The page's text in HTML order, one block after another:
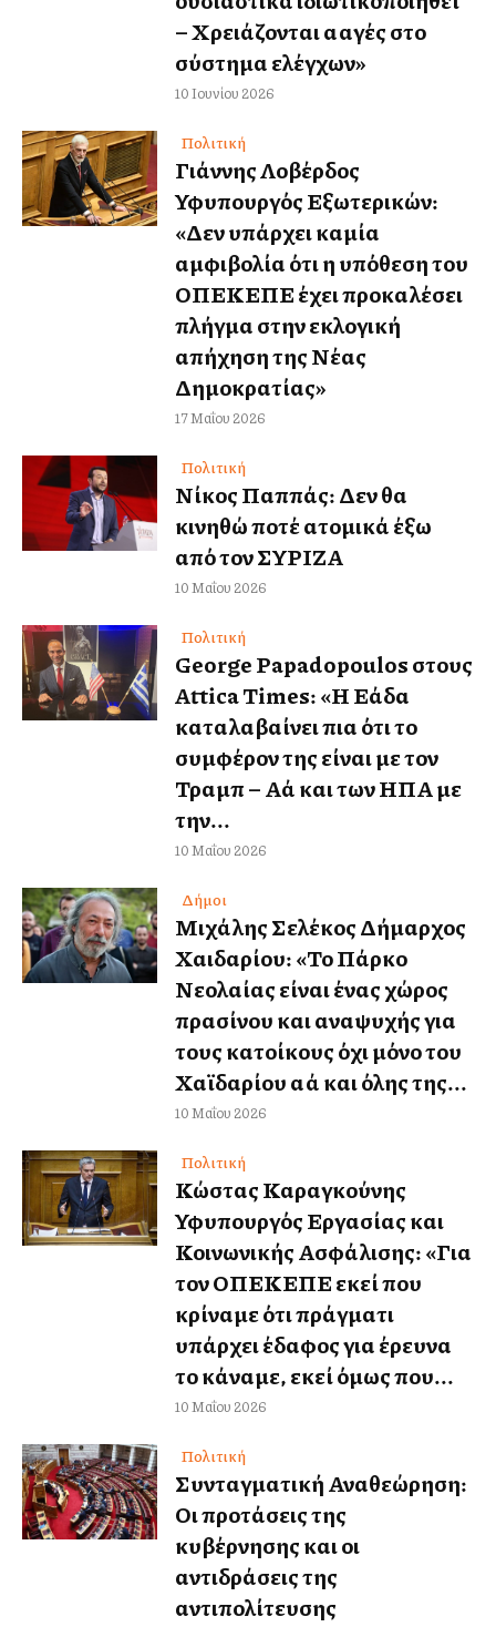
– Χρειάζονται αλλαγές στο
σύστημα ελέγχων»
10 Ιουνίου 2026
Πολιτική
Γιάννης Λοβέρδος
Υφυπουργός Εξωτερικών:
«Δεν υπάρχει καμία
αμφιβολία ότι η υπόθεση του
ΟΠΕΚΕΠΕ έχει προκαλέσει
πλήγμα στην εκλογική
απήχηση της Νέας
Δημοκρατίας»
17 Μαΐου 2026
Πολιτική
Νίκος Παππάς: Δεν θα
κινηθώ ποτέ ατομικά έξω
από τον ΣΥΡΙΖΑ
10 Μαΐου 2026
Πολιτική
George Papadopoulos στους
Attica Times: «Η Ελλάδα
καταλαβαίνει πια ότι το
συμφέρον της είναι με τον
Τραμπ – Αλλά και των ΗΠΑ με
την...
10 Μαΐου 2026
Δήμοι
Μιχάλης Σελέκος Δήμαρχος
Χαιδαρίου: «Το Πάρκο
Νεολαίας είναι ένας χώρος
πρασίνου και αναψυχής για
τους κατοίκους όχι μόνο του
Χαϊδαρίου αλλά και όλης της...
10 Μαΐου 2026
Πολιτική
Κώστας Καραγκούνης
Υφυπουργός Εργασίας και
Κοινωνικής Ασφάλισης: «Για
τον ΟΠΕΚΕΠΕ εκεί που
κρίναμε ότι πράγματι
υπάρχει έδαφος για έρευνα
το κάναμε, εκεί όμως που...
10 Μαΐου 2026
Πολιτική
Συνταγματική Αναθεώρηση:
Οι προτάσεις της
κυβέρνησης και οι
αντιδράσεις της
αντιπολίτευσης